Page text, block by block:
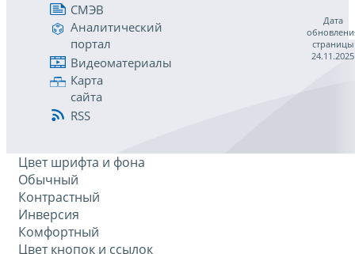
СМЭВ
Аналитический
портал
Видеоматериалы
Карта
сайта
RSS
Дата
страницы
24.11.2025
Цвет шрифта и фона
Обычный
Контрастный
Инверсия
Комфортный
Цвет кнопок и ссылок